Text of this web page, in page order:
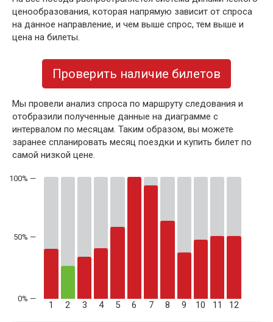
ценообразования, которая напрямую зависит от спроса
на данное направление, и чем выше спрос, тем выше и
цена на билеты.
Проверить наличие билетов
Мы провели анализ спроса по маршруту следования и
отобразили полученные данные на диаграмме с
интервалом по месяцам. Таким образом, вы можете
заранее спланировать месяц поездки и купить билет по
самой низкой цене.
50% —
1 2 3 4 5 6 7 8 9 10 11 12